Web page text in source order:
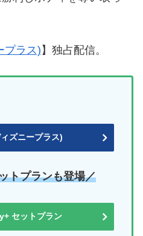
プラス) 】独占配信。
ズニープラス)
トプランも登場／
セットプラン